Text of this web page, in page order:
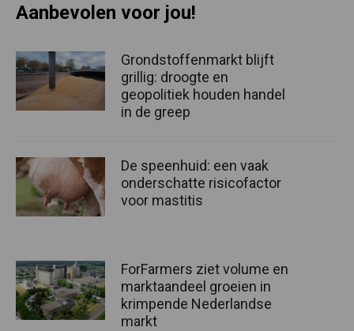
Aanbevolen voor jou!
Grondstoffenmarkt blijft
grillig: droogte en
geopolitiek houden handel
in de greep
De speenhuid: een vaak
onderschatte risicofactor
voor mastitis
ForFarmers ziet volume en
marktaandeel groeien in
krimpende Nederlandse
markt